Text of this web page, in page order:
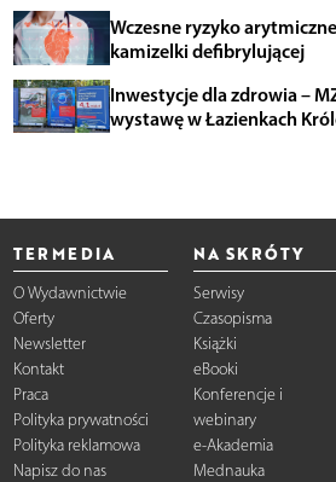
Wczesne ryzyko
kamizelki defibrylującej
Inwestycje dla zdrowia –
wystawę w Łazienkach
TERMEDIA
O Wydawnictwie
Oferty
Newsletter
Kontakt
Praca
Polityka prywatności
Polityka reklamowa
Napisz do nas
NA SKRÓTY
Serwisy
Czasopisma
Książki
eBooki
Konferencje i
webinary
e-Akademia
Mednauka